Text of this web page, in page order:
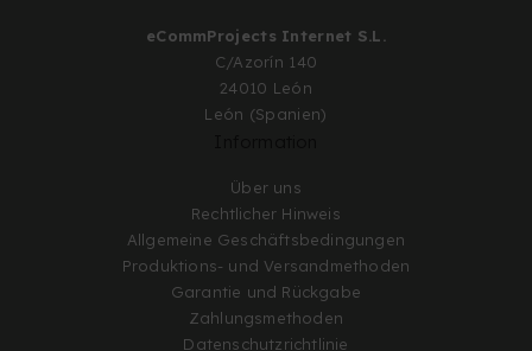
eCommProjects Internet S.L.
C/Azorín 140
24010 León
León (Spanien)
Über uns
Rechtlicher Hinweis
Allgemeine Geschäftsbedingungen
Produktions- und Versandmethoden
Garantie und Rückgabe
Zahlungsmethoden
Datenschutzrichtlinie